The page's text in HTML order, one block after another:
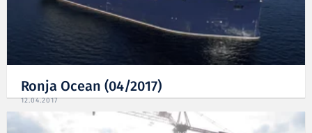
Ronja Ocean (04/2017)
12.04.2017